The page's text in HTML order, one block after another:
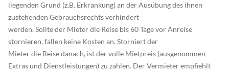
liegenden Grund (z.B. Erkrankung) an der Ausübung des ihnen
zustehenden Gebrauchsrechts verhindert
werden. Sollte der Mieter die Reise bis 60 Tage vor Anreise
stornieren, fallen keine Kosten an. Storniert der
Mieter die Reise danach, ist der volle Mietpreis (ausgenommen
Extras und Dienstleistungen) zu zahlen. Der Vermieter empfiehlt